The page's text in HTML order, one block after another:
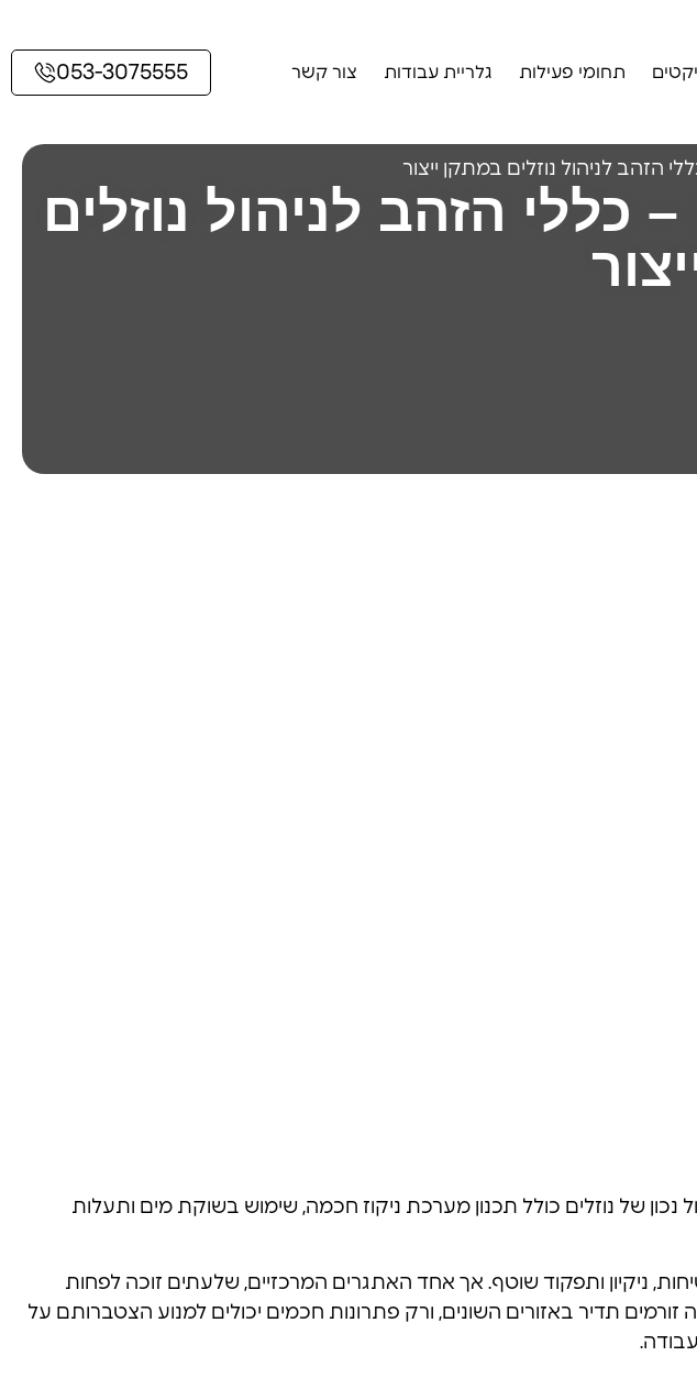
תחומי פעילות גלריית עבודות צור קשר 053-3075555
הזהב לניהול נוזלים במתקן ייצור
הזהב לניהול נוזלים
נכון של נוזלים כולל תכנון מערכת ניקוז חכמה, שימוש בשוקת מים ותעלות
ניקיון ותפקוד שוטף. אך אחד האתגרים המרכזיים, שלעתים זוכה לפחות
זורמים תדיר באזורים השונים, ורק פתרונות חכמים יכולים למנוע הצטברותם על